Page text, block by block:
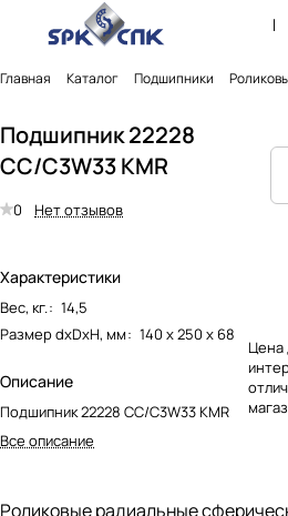
Главная Каталог Подшипники
Подшипник 22228
CC/C3W33 KMR
0 Нет отзывов
Характеристики
Вес, кг.: 14,5
Размер dxDxH, мм: 140 х 250 х 68
Описание
Подшипник 22228 CC/C3W33 KMR
Все описание
Цена
Роликовые радиальные